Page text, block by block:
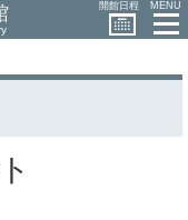
開館日程 MENU